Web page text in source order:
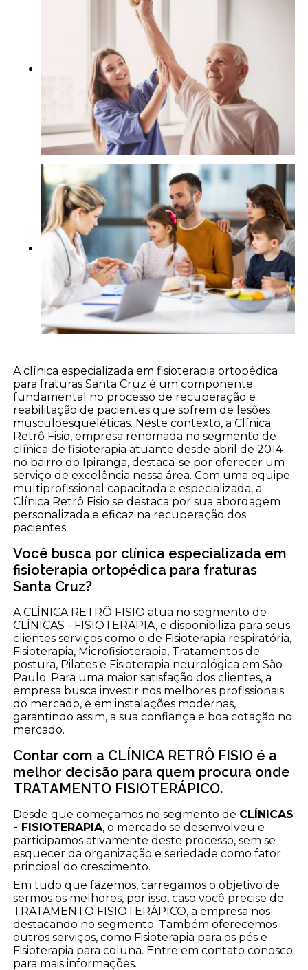
A clínica especializada em fisioterapia ortopédica
para fraturas Santa Cruz é um componente
fundamental no processo de recuperação e
reabilitação de pacientes que sofrem de lesões
musculoesqueléticas. Neste contexto, a Clínica
Retrô Fisio, empresa renomada no segmento de
clínica de fisioterapia atuante desde abril de 2014
no bairro do Ipiranga, destaca-se por oferecer um
serviço de excelência nessa área. Com uma equipe
multiprofissional capacitada e especializada, a
Clínica Retrô Fisio se destaca por sua abordagem
personalizada e eficaz na recuperação dos
pacientes.
Você busca por clínica especializada em
fisioterapia ortopédica para fraturas
Santa Cruz?
A CLÍNICA RETRÔ FISIO atua no segmento de
CLÍNICAS - FISIOTERAPIA, e disponibiliza para seus
clientes serviços como o de Fisioterapia respiratória,
Fisioterapia, Microfisioterapia, Tratamentos de
postura, Pilates e Fisioterapia neurológica em São
Paulo. Para uma maior satisfação dos clientes, a
empresa busca investir nos melhores profissionais
do mercado, e em instalações modernas,
garantindo assim, a sua confiança e boa cotação no
mercado.
Contar com a CLÍNICA RETRÔ FISIO é a
melhor decisão para quem procura onde
TRATAMENTO FISIOTERÁPICO.
Desde que começamos no segmento de CLÍNICAS
- FISIOTERAPIA, o mercado se desenvolveu e
participamos ativamente deste processo, sem se
esquecer da organização e seriedade como fator
principal do crescimento.
Em tudo que fazemos, carregamos o objetivo de
sermos os melhores, por isso, caso você precise de
TRATAMENTO FISIOTERÁPICO, a empresa nos
destacando no segmento. Também oferecemos
outros serviços, como Fisioterapia para os pés e
Fisioterapia para coluna. Entre em contato conosco
para mais informações.